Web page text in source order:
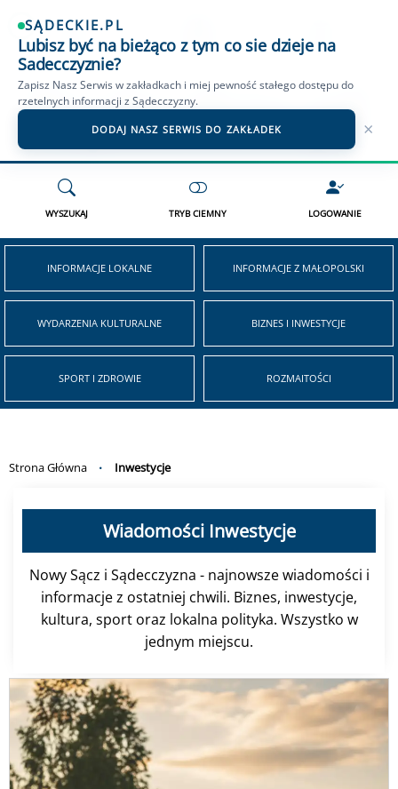
SĄDECKIE.PL
Lubisz być na bieżąco z tym co sie dzieje na
Sadecczyznie?
Zapisz Nasz Serwis w zakładkach i miej pewność stałego dostępu do
rzetelnych informacji z Sądecczyzny.
DODAJ NASZ SERWIS DO ZAKŁADEK ×
OGŁOSZENIA NOWY SĄCZ SĄDECKIE TV WIADOMOŚCI PODHALE
WYSZUKAJ TRYB CIEMNY LOGOWANIE
INFORMACJE LOKALNE INFORMACJE Z MAŁOPOLSKI
WYDARZENIA KULTURALNE BIZNES I INWESTYCJE
SPORT I ZDROWIE ROZMAITOŚCI
Strona Główna Inwestycje
Wiadomości Inwestycje
Nowy Sącz i Sądecczyzna - najnowsze wiadomości i
informacje z ostatniej chwili. Biznes, inwestycje,
kultura, sport oraz lokalna polityka. Wszystko w
jednym miejscu.